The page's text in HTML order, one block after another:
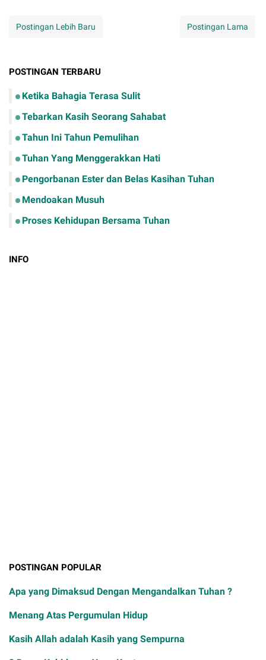
Postingan Lebih Baru Postingan Lama
POSTINGAN TERBARU
Ketika Bahagia Terasa Sulit
Tebarkan Kasih Seorang Sahabat
Tahun Ini Tahun Pemulihan
Tuhan Yang Menggerakkan Hati
Pengorbanan Ester dan Belas Kasihan Tuhan
Mendoakan Musuh
Proses Kehidupan Bersama Tuhan
INFO
POSTINGAN POPULAR
Apa yang Dimaksud Dengan Mengandalkan Tuhan ?
Menang Atas Pergumulan Hidup
Kasih Allah adalah Kasih yang Sempurna